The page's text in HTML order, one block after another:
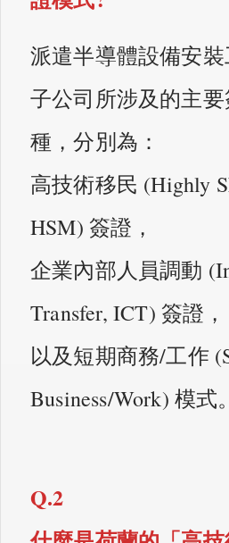
派遣半導體設備安
子公司所涉及的主
種，分別為：
高技術移民 (Highly
HSM) 簽證，
企業內部人員調動
Transfer, ICT) 簽證，
以及短期商務/工作
Business/Work) 模式。
Q.2